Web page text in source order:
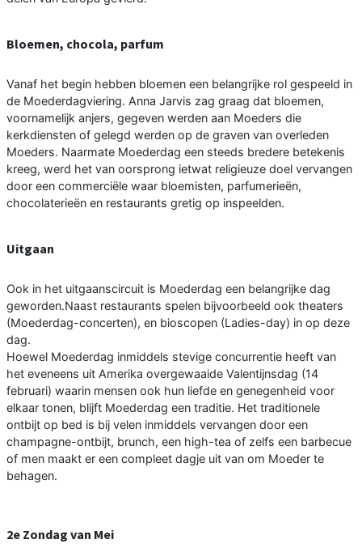
Bloemen, chocola, parfum
Vanaf het begin hebben bloemen een belangrijke rol gespeeld in
de Moederdagviering. Anna Jarvis zag graag dat bloemen,
voornamelijk anjers, gegeven werden aan Moeders die
kerkdiensten of gelegd werden op de graven van overleden
Moeders. Naarmate Moederdag een steeds bredere betekenis
kreeg, werd het van oorsprong ietwat religieuze doel vervangen
door een commerciële waar bloemisten, parfumerieën,
chocolaterieën en restaurants gretig op inspeelden.
Uitgaan
Ook in het uitgaanscircuit is Moederdag een belangrijke dag
geworden.Naast restaurants spelen bijvoorbeeld ook theaters
(Moederdag-concerten), en bioscopen (Ladies-day) in op deze
dag.
Hoewel Moederdag inmiddels stevige concurrentie heeft van
het eveneens uit Amerika overgewaaide Valentijnsdag (14
februari) waarin mensen ook hun liefde en genegenheid voor
elkaar tonen, blijft Moederdag een traditie. Het traditionele
ontbijt op bed is bij velen inmiddels vervangen door een
champagne-ontbijt, brunch, een high-tea of zelfs een barbecue
of men maakt er een compleet dagje uit van om Moeder te
behagen.
2e Zondag van Mei